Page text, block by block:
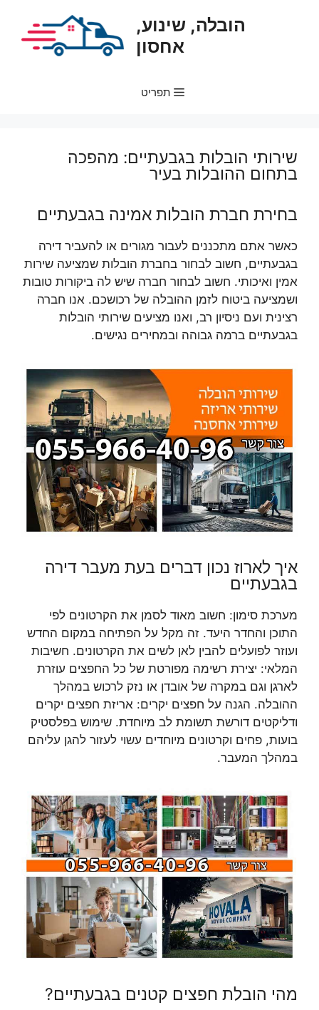
הובלה, שינוע,
אחסון
תפריט
שירותי הובלות בגבעתיים: מהפכה
בתחום ההובלות בעיר
בחירת חברת הובלות אמינה בגבעתיים
כאשר אתם מתכננים לעבור מגורים או להעביר דירה
בגבעתיים, חשוב לבחור בחברת הובלות שמציעה שירות
אמין ואיכותי. חשוב לבחור חברה שיש לה ביקורות טובות
ושמציעה ביטוח לזמן ההובלה של רכושכם. אנו חברה
רצינית ועם ניסיון רב, ואנו מציעים שירותי הובלות
בגבעתיים ברמה גבוהה ובמחירים נגישים.
איך לארוז נכון דברים בעת מעבר דירה
בגבעתיים
מערכת סימון: חשוב מאוד לסמן את הקרטונים לפי
התוכן והחדר היעד. זה מקל על הפתיחה במקום החדש
ועוזר לפועלים להבין לאן לשים את הקרטונים. חשיבות
המלאי: יצירת רשימה מפורטת של כל החפצים עוזרת
לארגן וגם במקרה של אובדן או נזק לרכוש במהלך
ההובלה. הגנה על חפצים יקרים: אריזת חפצים יקרים
ודליקטים דורשת תשומת לב מיוחדת. שימוש בפלסטיק
בועות, פחים וקרטונים מיוחדים עשוי לעזור להגן עליהם
במהלך המעבר.
מהי הובלת חפצים קטנים בגבעתיים?